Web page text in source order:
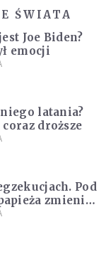
ŚWIATA
Joe Biden?
emocji
latania?
droższe
Pod
zmienił